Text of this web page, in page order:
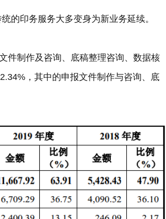
的印务服务大多变身为新业务延续。
件制作及咨询、底稿整理咨询、数据核
，其中的申报文件制作与咨询、底